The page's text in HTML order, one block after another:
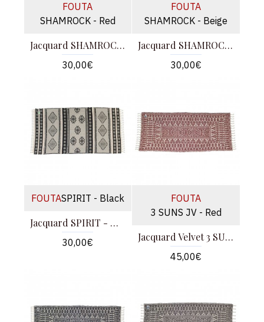
FOUTA
SHAMROCK - Red
Jacquard SHAMROCK - Κόκκινο
30,00€
FOUTA
SHAMROCK - Beige
Jacquard SHAMROCK - Μπεζ
30,00€
FOUTASPIRIT - Black
Jacquard SPIRIT - Μαύρο
30,00€
FOUTA
3 SUNS JV - Red
Jacquard Velvet 3 SUNS - Κόκκινο
45,00€